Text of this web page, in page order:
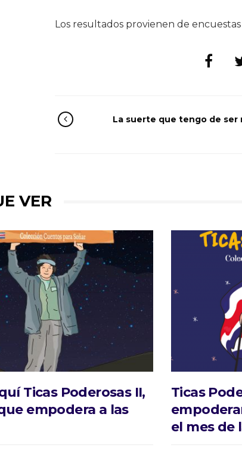
Los resultados provienen de
La suerte que tengo de ser
VER
Ticas Poderosas II,
empodera a las
Ticas
el mes de